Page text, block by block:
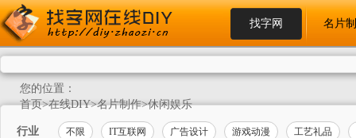
找字网 名片
您的位置：
首页>在线DIY>名片制作>休闲娱乐
行业 不限 IT互联网 广告设计 游戏动漫 工艺礼品